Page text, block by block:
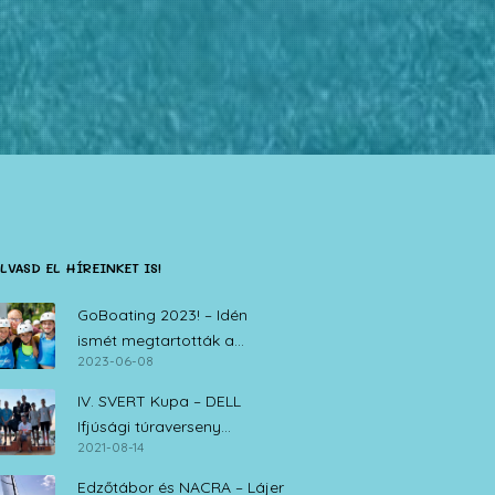
EL HÍREINKET IS!
GoBoating 2023! – Idén
ismét megtartották a
vitorlás iskolák nyílt napját
2023-06-08
IV. SVERT Kupa – DELL
Ifjúsági túraverseny
Zamárdi, 2021. augusztus 14.
2021-08-14
Edzőtábor és NACRA – Lájer